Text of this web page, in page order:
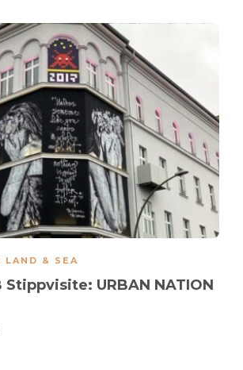
LAND & SEA
Stippvisite: URBAN NATION